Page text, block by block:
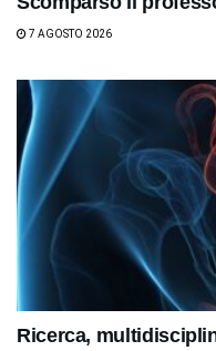
7 AGOSTO 2026
Ricerca,